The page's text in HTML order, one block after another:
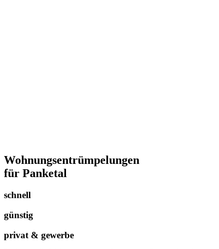
Wohnungsentrümpelungen
für Panketal
schnell
günstig
privat & gewerbe